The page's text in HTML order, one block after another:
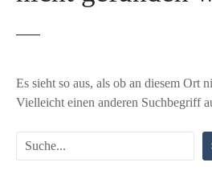
Es sieht so aus, als ob an diesem Ort
Vielleicht einen anderen Suchbegriff